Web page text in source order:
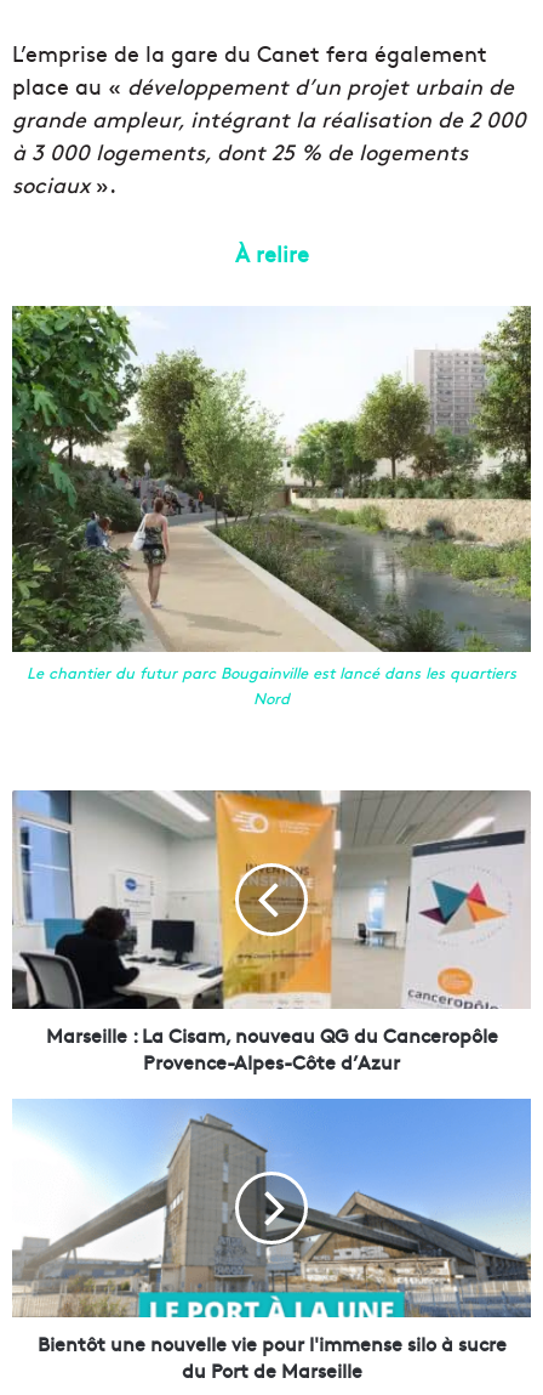
L’emprise de la gare du Canet fera également
place au « développement d’un projet urbain de
grande ampleur, intégrant la réalisation de 2 000
à 3 000 logements, dont 25 % de logements
sociaux».
À relire
Le chantier du futur parc Bougainville est lancé dans les quartiers
Nord
M
a
i
l
l
e
C
i
n
o
u
Marseille : La Cisam, nouveau QG du Canceropôle
Provence-Alpes-Côte d’Azur
B
ô
t
u
n
Bientôt une nouvelle vie pour l'immense silo à sucre
du Port de Marseille